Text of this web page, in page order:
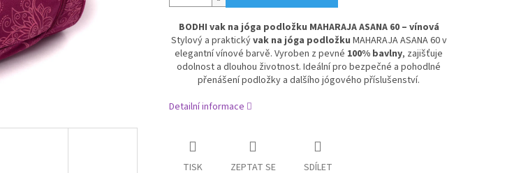
BODHI vak na jóga podložku MAHARAJA ASANA 60 – vínová
Stylový a praktickývak na jóga podložku MAHARAJA ASANA 60 v
elegantní vínové barvě. Vyroben z pevné 100% bavlny, zajišťuje
odolnost a dlouhou životnost. Ideální pro bezpečné a pohodlné
přenášení podložky a dalšího jógového příslušenství.
Detailní informace
TISK ZEPTAT SE SDÍLET